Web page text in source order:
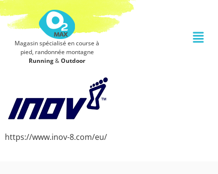
Magasin spécialisé en course à
pied, randonnée montagne
Running&Outdoor
https://www.inov-8.com/eu/